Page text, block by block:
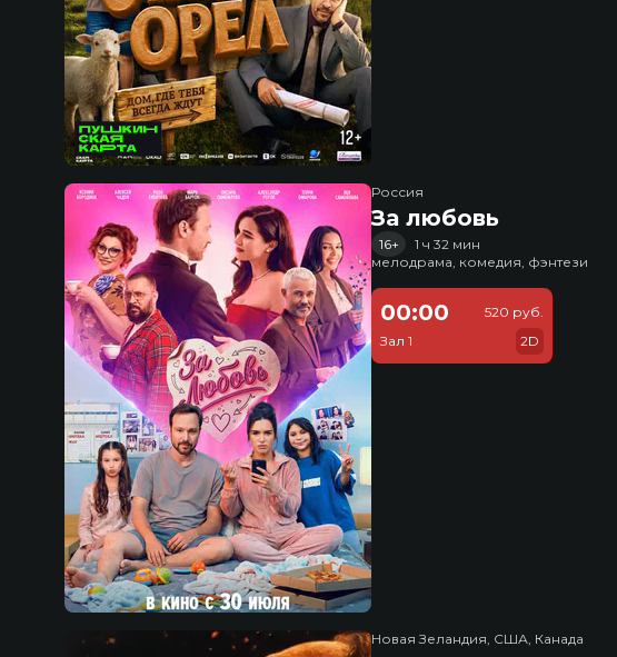
Россия
За любовь
16+
1 ч 32 мин
мелодрама, комедия, фэнтези
00:00
Зал 1
520 руб.
2D
Новая Зеландия, США, Канада